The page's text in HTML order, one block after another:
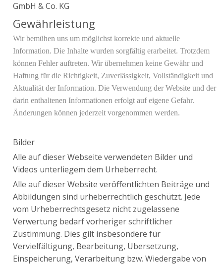
GmbH & Co. KG
Gewährleistung
Wir bemühen uns um möglichst korrekte und aktuelle
Information. Die Inhalte wurden sorgfältig erarbeitet. Trotzdem
können Fehler auftreten. Wir übernehmen keine Gewähr und
Haftung für die Richtigkeit, Zuverlässigkeit, Vollständigkeit und
Aktualität der Information. Die Verwendung der Website und der
darin enthaltenen Informationen erfolgt auf eigene Gefahr.
Änderungen können jederzeit vorgenommen werden.
Bilder
Alle auf dieser Webseite verwendeten Bilder und
Videos unterliegem dem Urheberrecht.
Alle auf dieser Website veröffentlichten Beiträge und
Abbildungen sind urheberrechtlich geschützt. Jede
vom Urheberrechtsgesetz nicht zugelassene
Verwertung bedarf vorheriger schriftlicher
Zustimmung. Dies gilt insbesondere für
Vervielfältigung, Bearbeitung, Übersetzung,
Einspeicherung, Verarbeitung bzw. Wiedergabe von